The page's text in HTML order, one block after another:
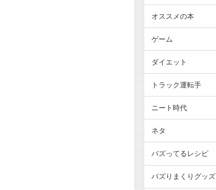
オススメの本
ゲーム
ダイエット
トラック運転手
ニート時代
ネタ
バズってるレシピ
バズりまくりグッズ